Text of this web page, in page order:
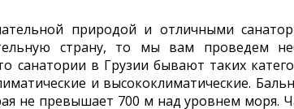
природой и отличными
страну, то мы вам проведем
санатории в Грузии бывают таких
и высококлиматические.
не превышает 700 м над уровнем моря.